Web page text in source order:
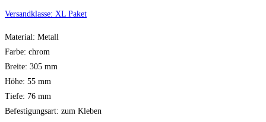
Versandklasse: XL Paket
Material: Metall
Farbe: chrom
Breite: 305 mm
Höhe: 55 mm
Tiefe: 76 mm
Befestigungsart: zum Kleben